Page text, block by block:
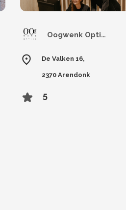
Oogwenk Optiek Arendonk
De Valken 16,
2370 Arendonk
5